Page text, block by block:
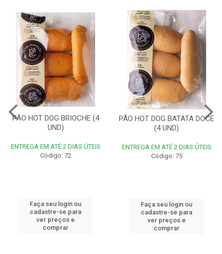
PÃO HOT DOG BRIOCHE (4
UND)
ENTREGA EM ATÉ 2 DIAS ÚTEIS
Código: 72
Faça seu login ou
cadastre-se para
ver preços e
comprar
PÃO HOT DOG BATATA DOCE
(4 UND)
ENTREGA EM ATÉ 2 DIAS ÚTEIS
Código: 75
Faça seu login ou
cadastre-se para
ver preços e
comprar